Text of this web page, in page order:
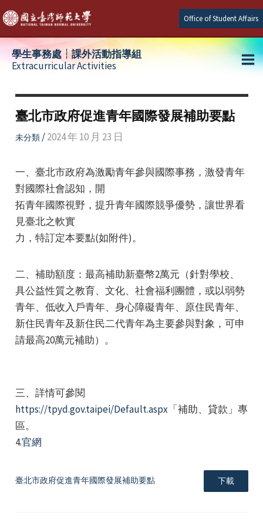
Skip
to
content
Office of Student Affairs
學生事務處┆課外活動指導組
Extracurricular Activities
臺北市政府促進青年國際發展補助要點
未分類/2024 年 10 月 23 日
一、臺北市政府為激勵青年參與國際事務，激發青年
對國際社會認知，開
拓青年國際視野，提升青年國際競爭優勢，讓世界看
見臺北之軟實
力，特訂定本要點(如附件)。
二、補助額度：最高補助新臺幣2萬元（針對學校、
具公益性質之教育、文化、社會福利團體，或以弱勢
青年、低收入戶青年、身心障礙青年、原住民青年、
新住民青年及新住民二代青年為主要參與對象，可申
請最高20萬元補助）。
三、詳情可參閱
https://tpyd.gov.taipei/Default.aspx 「補助、貸款」專
區。
4.官網
臺北市政府促進青年國際發展補助要點 下載